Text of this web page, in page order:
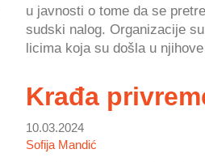
u javnosti o tome da se
sudski nalog. Organizacije
licima koja su došla u njihove
Krađa
10.03.2024
Sofija Mandić